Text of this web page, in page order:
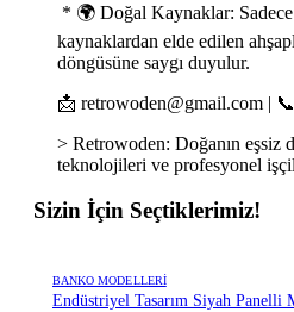
* 🌍 Doğal Kaynaklar:
kaynaklardan elde edilen
döngüsüne saygı duyulur.
📩 retrowoden@gmail.com |
> Retrowoden: Doğanın eşsiz
teknolojileri ve profesyonel
Sizin İçin Seçtiklerimiz!
BANKO MODELLERI
Endüstriyel Tasarım Siyah Panelli